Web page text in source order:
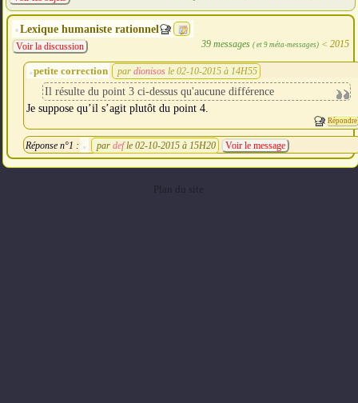
Lexique humaniste rationnel
39 messages ( et 9 méta-messages)< 2015
Voir la discussion
petite correction par dionisos le 02-10-2015 à 14H55
Il résulte du point 3 ci-dessus qu'aucune différence
Je suppose qu’il s’agit plutôt du point 4.
Répondre
Réponse n°1 : par def le 02-10-2015 à 15H20 Voir le message
Plan du site